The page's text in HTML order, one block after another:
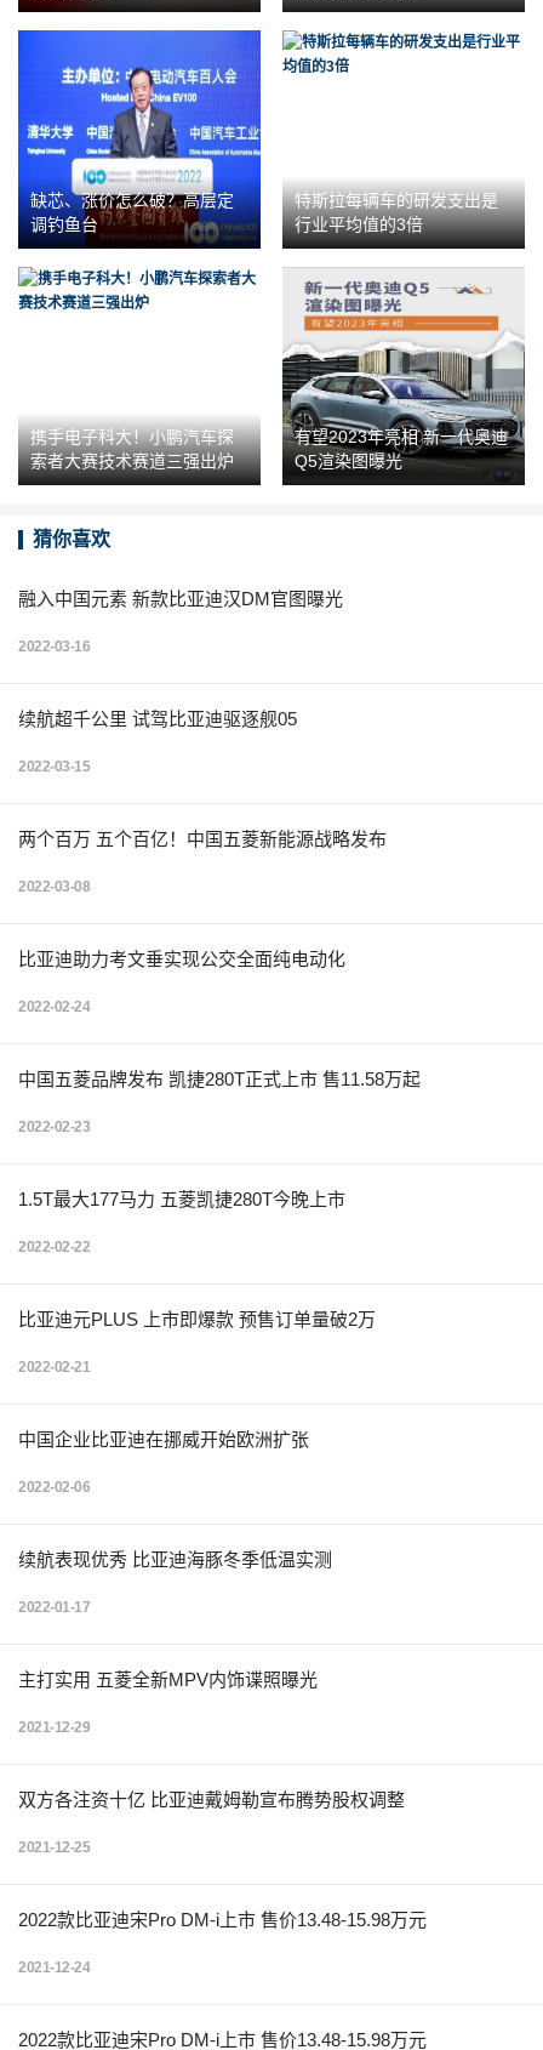
缺芯、涨价怎么破？高层定
调钓鱼台
特斯拉每辆车的研发支出是
行业平均值的3倍
携手电子科大！小鹏汽车探
索者大赛技术赛道三强出炉
有望2023年亮相 新一代奥迪
Q5渲染图曝光
猜你喜欢
融入中国元素 新款比亚迪汉DM官图曝光
2022-03-16
续航超千公里 试驾比亚迪驱逐舰05
2022-03-15
两个百万 五个百亿！中国五菱新能源战略发布
2022-03-08
比亚迪助力考文垂实现公交全面纯电动化
2022-02-24
中国五菱品牌发布 凯捷280T正式上市 售11.58万起
2022-02-23
1.5T最大177马力 五菱凯捷280T今晚上市
2022-02-22
比亚迪元PLUS 上市即爆款 预售订单量破2万
2022-02-21
中国企业比亚迪在挪威开始欧洲扩张
2022-02-06
续航表现优秀 比亚迪海豚冬季低温实测
2022-01-17
主打实用 五菱全新MPV内饰谍照曝光
2021-12-29
双方各注资十亿 比亚迪戴姆勒宣布腾势股权调整
2021-12-25
2022款比亚迪宋Pro DM-i上市 售价13.48-15.98万元
2021-12-24
2022款比亚迪宋Pro DM-i上市 售价13.48-15.98万元